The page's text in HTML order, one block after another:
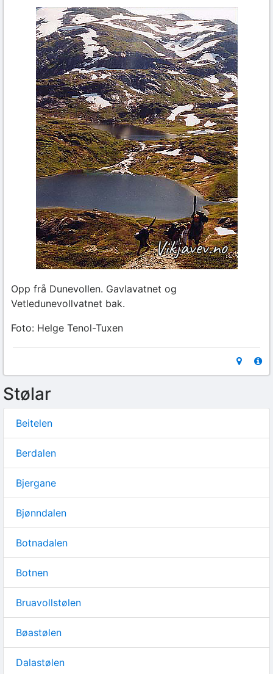
Opp frå Dunevollen. Gavlavatnet og
Vetledunevollvatnet bak.
Foto: Helge Tenol-Tuxen
Stølar
Beitelen
Berdalen
Bjergane
Bjønndalen
Botnadalen
Botnen
Bruavollstølen
Bøastølen
Dalastølen